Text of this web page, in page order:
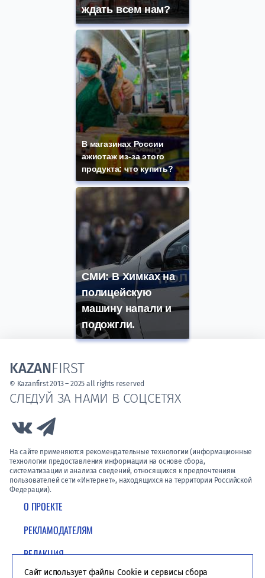
ждать всем нам?
В магазинах России
ажиотаж из-за этого
продукта: что купить?
СМИ: В Химках на
полицейскую
машину напали и
подожгли.
О ПРОЕКТЕ
РЕКЛАМОДАТЕЛЯМ
РЕДАКЦИЯ
СЛЕДУЙ ЗА НАМИ В СОЦСЕТЯХ
Link to Vk
На сайте применяются рекомендательные технологии (информационные
технологии предоставления информации на основе сбора,
систематизации и анализа сведений, относящихся к предпочтениям
пользователей сети «Интернет», находящихся на территории Российской
Федерации).
KAZANFIRST
© Kazanfirst 2013 – 2025 all rights reserved
Сайт использует файлы Cookie и сервисы сбора